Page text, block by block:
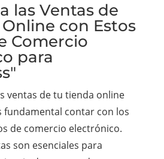
las Ventas de
con Estos
Comercio
para
ventas de tu tienda online
fundamental contar con los
de comercio electrónico.
son esenciales para